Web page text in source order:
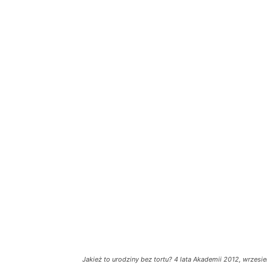
Jakież to urodziny bez tortu? 4 lata Akademii 2012,